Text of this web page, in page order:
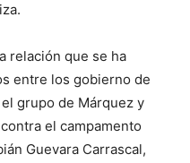
relación que se ha
entre los gobierno de
grupo de Márquez y
el campamento
Guevara Carrascal,